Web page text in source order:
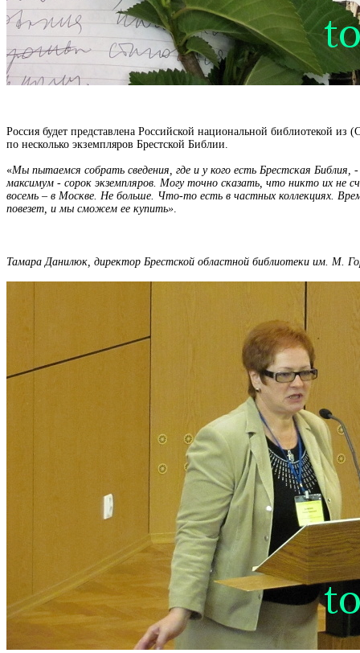
Россия будет представлена Российской национальной библиотекой
по несколько экземпляров Брестской Библии.
«Мы пытаемся собрать сведения, где и у кого есть Брестская Библия,
максимум - сорок экземпляров. Могу точно сказать, что никто их не
восемь – в Москве. Не больше. Что-то есть в частных коллекциях.
повезет, и мы сможем ее купить»
Тамара Данилюк, директор Брестской областной библиотеки им. М.